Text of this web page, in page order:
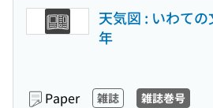
天気図 : いわて
年
Paper 雑誌 雑誌巻号